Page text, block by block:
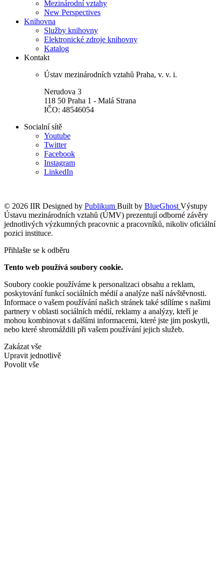
Mezinárodní vztahy
New Perspectives
Knihovna
Služby knihovny
Elektronické zdroje knihovny
Katalog
Kontakt
Ústav mezinárodních vztahů Praha, v. v. i.
Nerudova 3
118 50 Praha 1 - Malá Strana
IČO: 48546054
Socialní sítě
Youtube
Twitter
Facebook
Instagram
LinkedIn
© 2026 IIR Designed by Publikum Built by BlueGhost Výstupy
Ústavu mezinárodních vztahů (ÚMV) prezentují odborné závěry
jednotlivých výzkumných pracovnic a pracovníků, nikoliv oficiální
pozici instituce.
Přihlašte se k odběru
Tento web používá soubory cookie.
Soubory cookie používáme k personalizaci obsahu a reklam,
poskytování funkcí sociálních médií a analýze naší návštěvnosti.
Informace o vašem používání našich stránek také sdílíme s našimi
partnery v oblasti sociálních médií, reklamy a analýzy, kteří je
mohou kombinovat s dalšími informacemi, které jste jim poskytli,
nebo které shromáždili při vašem používání jejich služeb.
Zakázat vše
Upravit jednotlivě
Povolit vše